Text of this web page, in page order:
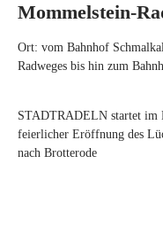
Mommelstein-
Ort: vom Bahnhof
Radweges bis hin zum
STADTRADELN startet im
feierlicher Eröffnung des
nach Brotterode